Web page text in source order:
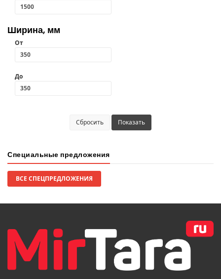
Ширина, мм
От
До
Сбросить Показать
Специальные предложения
ВСЕ СПЕЦПРЕДЛОЖЕНИЯ